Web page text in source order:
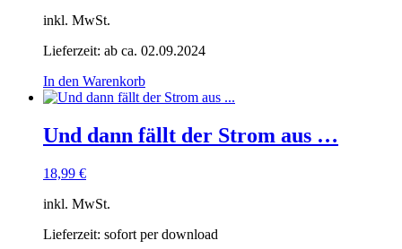
inkl. MwSt.
Lieferzeit: ab ca. 02.09.2024
In den Warenkorb
Und dann fällt der Strom aus …
18,99 €
inkl. MwSt.
Lieferzeit: sofort per download